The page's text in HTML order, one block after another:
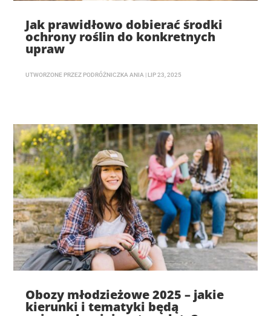
Jak prawidłowo dobierać środki
ochrony roślin do konkretnych
upraw
UTWORZONE PRZEZ PODRÓŻNICZKA ANIA | LIP 23, 2025
Obozy młodzieżowe 2025 – jakie
kierunki i tematyki będą